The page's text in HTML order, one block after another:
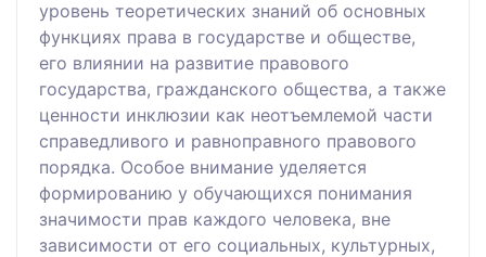
уровень теоретических знаний об основных
функциях права в государстве и обществе,
его влиянии на развитие правового
государства, гражданского общества, а также
ценности инклюзии как неотъемлемой части
справедливого и равноправного правового
порядка. Особое внимание уделяется
формированию у обучающихся понимания
значимости прав каждого человека, вне
зависимости от его социальных, культурных,